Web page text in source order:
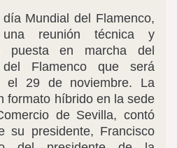
Mundial del Flamenco,
reunión técnica y
puesta en marcha del
del Flamenco que será
el 29 de noviembre. La
formato híbrido en la sede
de Sevilla, contó
su presidente, Francisco